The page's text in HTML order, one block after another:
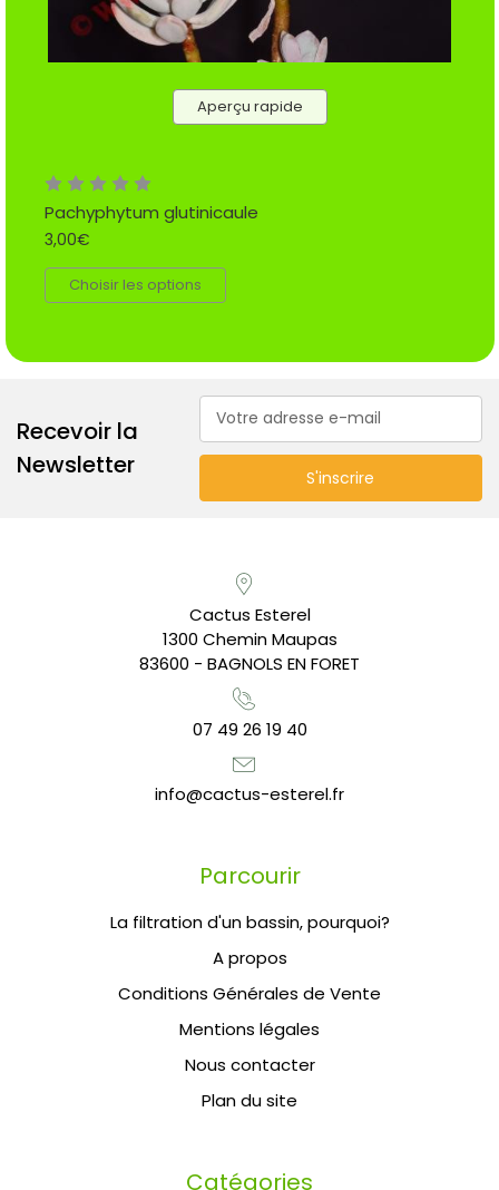
Aperçu rapide
Pachyphytum glutinicaule
3,00€
Choisir les options
Recevoir la
Newsletter
Adresse
mail
Cactus Esterel
1300 Chemin Maupas
83600 - BAGNOLS EN FORET
07 49 26 19 40
info@cactus-esterel.fr
Parcourir
La filtration d'un bassin, pourquoi?
A propos
Conditions Générales de Vente
Mentions légales
Nous contacter
Plan du site
Catégories